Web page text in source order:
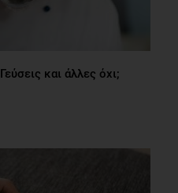
και άλλες όχι;